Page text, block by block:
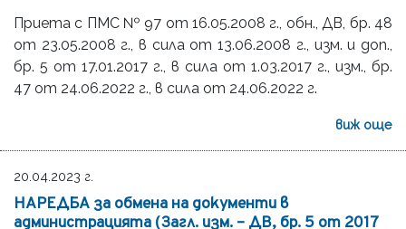
Приета с ПМС № 97 от 16.05.2008 г., обн., ДВ, бр. 48
от 23.05.2008 г., в сила от 13.06.2008 г., изм. и доп.,
бр. 5 от 17.01.2017 г., в сила от 1.03.2017 г., изм., бр.
47 от 24.06.2022 г., в сила от 24.06.2022 г.
виж още
20.04.2023 г.
НАРЕДБА за обмена на документи в
администрацията (Загл. изм. – ДВ, бр. 5 от 2017